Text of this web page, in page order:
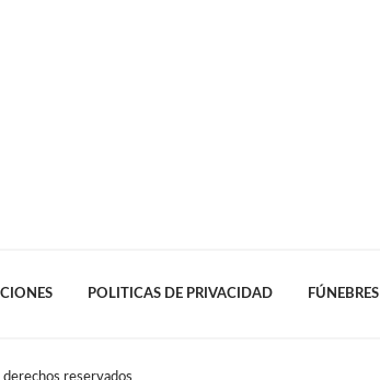
POLITICAS DE PRIVACIDAD FÚNEBRES
derechos reservados